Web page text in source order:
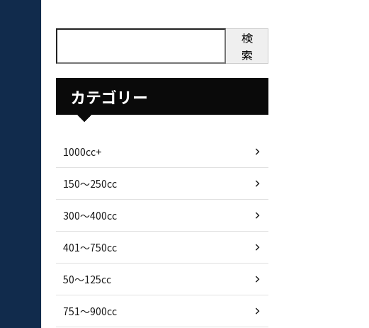
検
索
カテゴリー
1000cc+
150〜250cc
300〜400cc
401〜750cc
50〜125cc
751〜900cc